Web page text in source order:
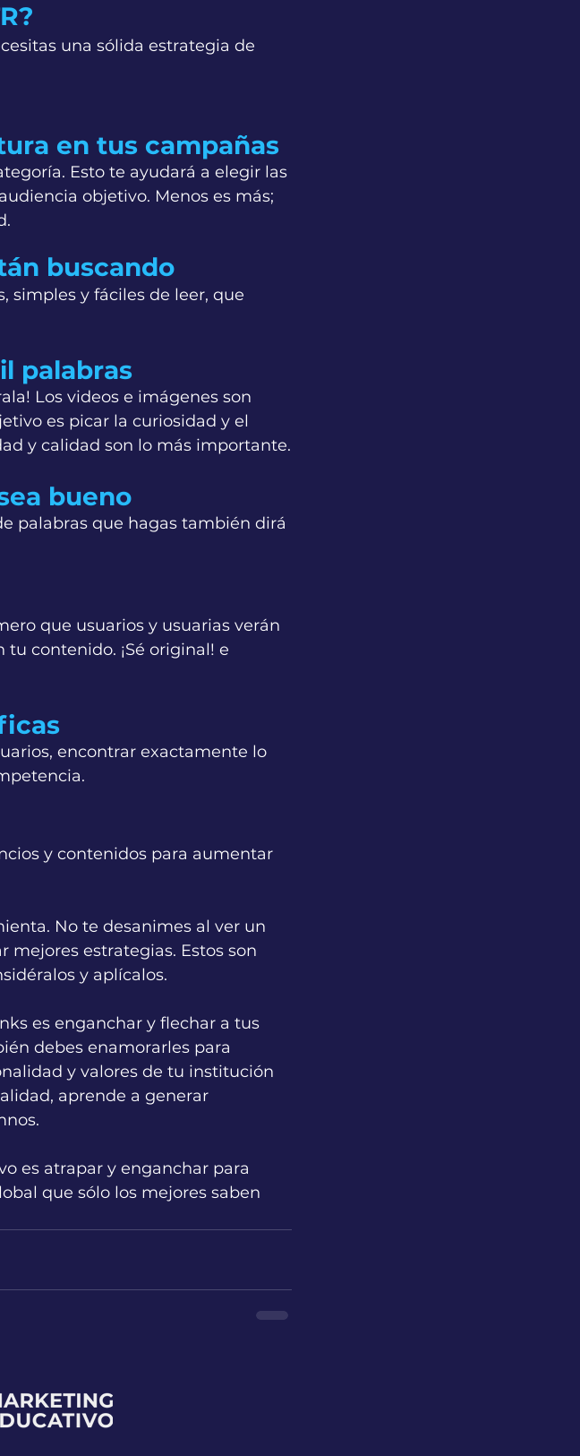
una sólida estrategia de
en tus campañas
Esto te ayudará a elegir las
objetivo. Menos es más;
buscando
simples y fáciles de leer, que
palabras
Los videos e imágenes son
es picar la curiosidad y el
y calidad son lo más importante.
bueno
palabras que hagas también dirá
que usuarios y usuarias verán
contenido. ¡Sé original! e
encontrar exactamente lo
y contenidos para aumentar
No te desanimes al ver un
mejores estrategias. Estos son
y aplícalos.
es enganchar y flechar a tus
debes enamorarles para
y valores de tu institución
aprende a generar
es atrapar y enganchar para
que sólo los mejores saben